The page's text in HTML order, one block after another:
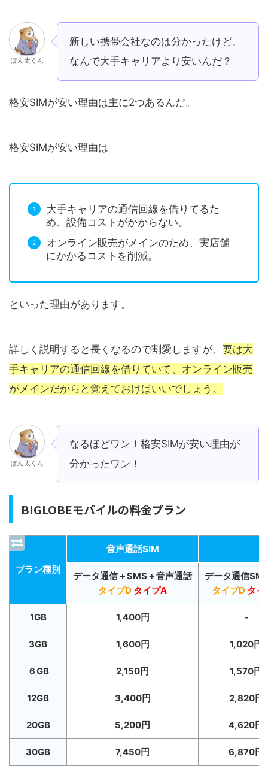
ぽん太くん
新しい携帯会社なのは分かったけど、
なんで大手キャリアより安いんだ？
格安SIMが安い理由は主に2つあるんだ。
格安SIMが安い理由は
大手キャリアの通信回線を借りてるた
め、設備コストがかからない。
オンライン販売がメインのため、実店舗
にかかるコストを削減。
といった理由があります。
詳しく説明すると長くなるので割愛しますが、 要は大
手キャリアの通信回線を借りていて、オンライン販売
がメインだからと覚えておけばいいでしょう。
ぽん太くん
なるほどワン！格安SIMが安い理由が
分かったワン！
BIGLOBEモバイルの料金プラン
プラン種別
音声通話SIM
データ通信＋SMS＋音声通話
タイプD タイプA
データ通信
タイプD タイ
1GB 1,400円 -
3GB 1,600円 1,020円
６GB 2,150円 1,570円
12GB 3,400円 2,820円
20GB 5,200円 4,620円
30GB 7,450円 6,870円